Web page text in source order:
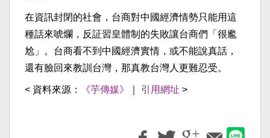
在資訊封閉的社會，台商對中國經濟情勢只能用這
種話來唬爛，反証習皇體制的失敗讓台商們「很尷
尬」。台商看不到中國經濟實情，或不能說真話，
還有臉回來教訓台灣，那真教台灣人更難忍受。
< 資料來源： 《芋傳媒》 引用網址 >